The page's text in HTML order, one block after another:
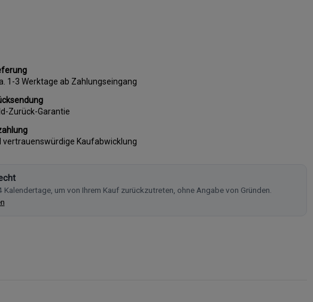
1-3 Werktage ab Zahlungseingang
Zurück-Garantie
vertrauenswürdige Kaufabwicklung
Kalendertage, um von Ihrem Kauf zurückzutreten, ohne Angabe von Gründen.